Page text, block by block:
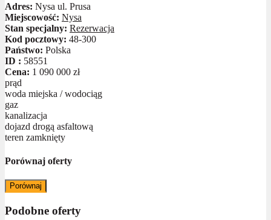
Adres: Nysa ul. Prusa
Miejscowość: Nysa
Stan specjalny: Rezerwacja
Kod pocztowy: 48-300
Państwo: Polska
ID : 58551
Cena: 1 090 000 zł
prąd
woda miejska / wodociąg
gaz
kanalizacja
dojazd drogą asfaltową
teren zamknięty
Porównaj oferty
Porównaj
Podobne oferty